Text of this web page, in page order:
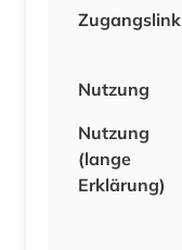
Zugangslink
Nutzung
Nutzung
(lange
Erklärung)